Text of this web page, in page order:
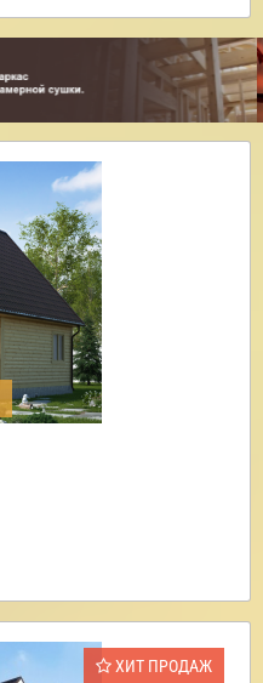
ХИТ ПРОДАЖ